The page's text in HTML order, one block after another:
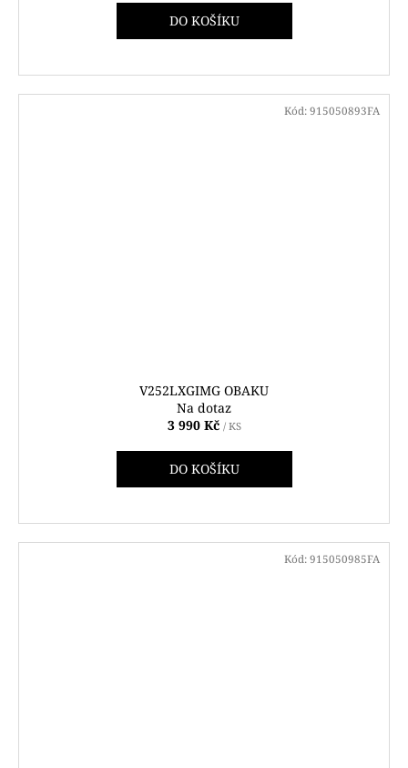
DO KOŠÍKU
V252LXGIMG OBAKU
Na dotaz
3 990 Kč / KS
DO KOŠÍKU
Kód: 915050893FA
Kód: 915050985FA